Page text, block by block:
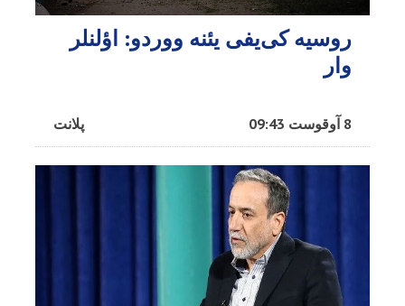
روسیه کی‌یفی یئنه ووردو: اؤلنلر
وار
پلانت 8 آوقوست 09:43